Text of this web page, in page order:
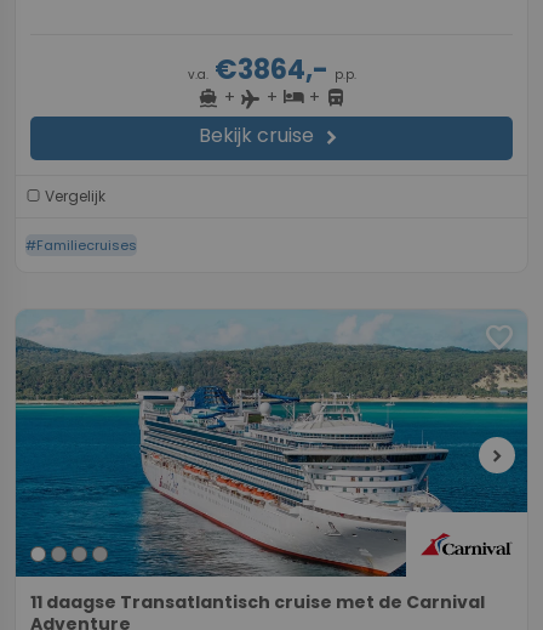
v.a.€3864,- p.p.
directions_boat + flight + hotel+ directions_bus
Bekijk cruise chevron_right
Vergelijk
#Familiecruises
favorite
chevron_right
11 daagse Transatlantisch cruise met de Carnival
Adventure